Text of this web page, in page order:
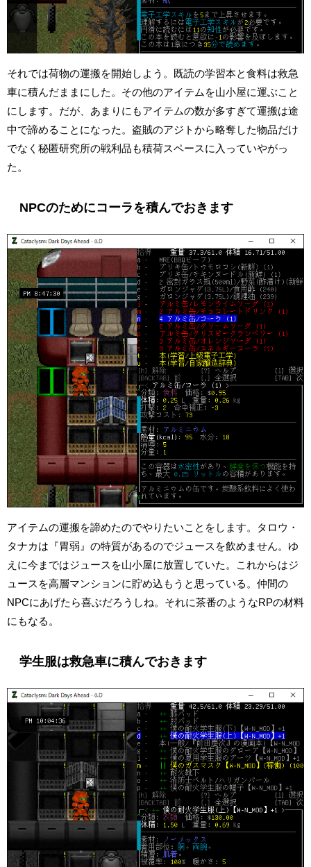
それでは荷物の運搬を開始しよう。既読の学習本と食料は救急
車に積んだままにした。その他のアイテムを山小屋に運ぶこと
にします。だが、あまりにもアイテムの数が多すぎて運搬は途
中で諦めることになった。盗賊のアジトから略奪した物品だけ
でなく秘匿研究所の戦利品も積荷スペースに入っていやがっ
た。
NPCのためにコーラを積んでおきます
アイテムの運搬を諦めたのでやりたいことをします。タロウ・
タナカは『胃弱』の特質があるのでジュースを飲めません。ゆ
えに今まではジュースを山小屋に放置していた。これからはジ
ュースを高層マンションに貯め込もうと思っている。仲間の
NPCにあげたら喜ぶだろうしね。それに茶番のようなRPの材料
にもなる。
学生服は救急車に積んでおきます